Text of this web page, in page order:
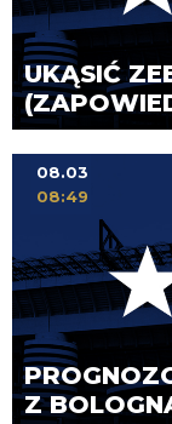
UKĄSIĆ
Z
08.03
08:49